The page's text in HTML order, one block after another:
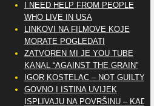
I NEED HELP FROM PEOPLE
WHO LIVE IN USA
LINKOVI NA FILMOVE KOJE
MORATE POGLEDATI
ZATVOREN MI JE YOU TUBE
KANAL “AGAINST THE GRAIN”
IGOR KOSTELAC – NOT GUILTY
GOVNO I ISTINA UVIJEK
ISPLIVAJU NA POVRŠINU – KAD